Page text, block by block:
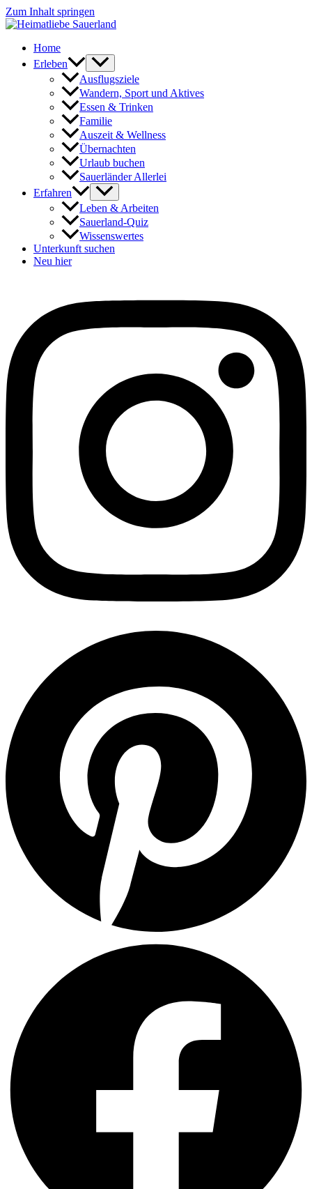
Zum Inhalt springen
Home
Erleben
Ausflugsziele
Wandern, Sport und Aktives
Essen & Trinken
Familie
Auszeit & Wellness
Übernachten
Urlaub buchen
Sauerländer Allerlei
Erfahren
Leben & Arbeiten
Sauerland-Quiz
Wissenswertes
Unterkunft suchen
Neu hier